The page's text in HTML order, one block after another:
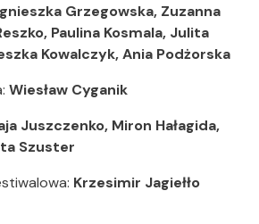
Grzegowska, Zuzanna
Paulina Kosmala, Julita
Kowalczyk, Ania Podżorska
Wiesław Cyganik
Juszczenko, Miron Hałagida,
Szuster
Krzesimir Jagiełło